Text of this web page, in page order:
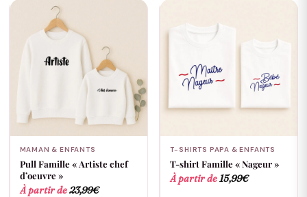
MAMAN & ENFANTS
Pull Famille « Artiste chef
d’oeuvre »
À partir de23,99€
T-SHIRTS PAPA & ENFANTS
T-shirt Famille « Nageur »
À partir de15,99€